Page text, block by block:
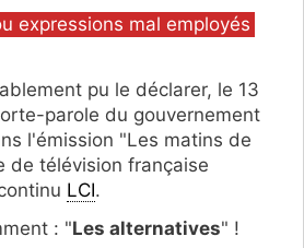
expressions mal employés
pu le déclarer, le 13
parole du gouvernement
l'émission "Les matins de
de télévision française
LCI.
: "Les alternatives" !